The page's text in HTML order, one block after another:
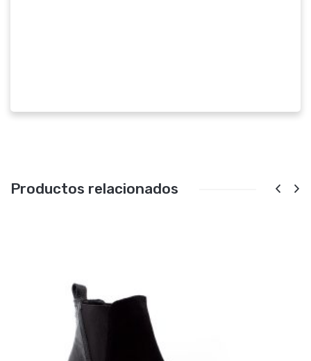
Productos relacionados